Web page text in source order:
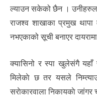
ल्याउन सकेको छैन ।
राजश्व शाखाका प्रमुख थापा
नभएकाको सूची बनाएर
क्यासिनो र स्पा खुलेसंगै यहाँ
मिलेकाे छ तर यसले
सराेकारवाला निकायकाे